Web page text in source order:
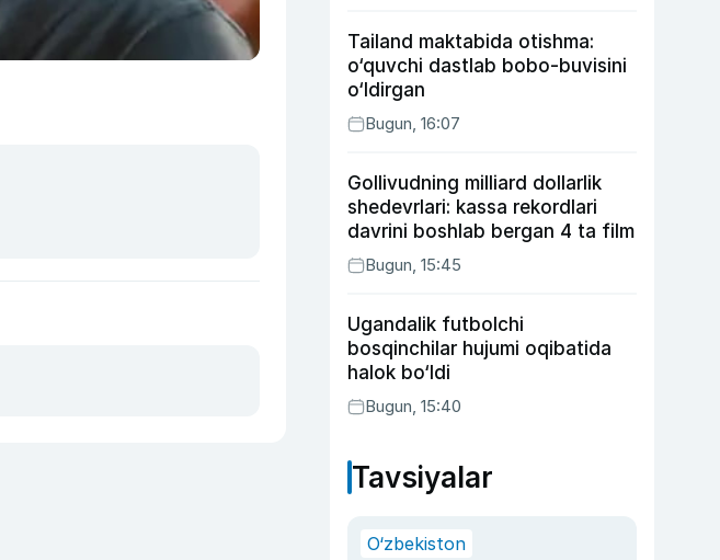
Tailand maktabida otishma:
o‘quvchi dastlab bobo-buvisini
o‘ldirgan
Bugun, 16:07
Gollivudning milliard dollarlik
shedevrlari: kassa rekordlari
davrini boshlab bergan 4 ta film
Bugun, 15:45
Ugandalik futbolchi
bosqinchilar hujumi oqibatida
halok bo‘ldi
Bugun, 15:40
Tavsiyalar
O‘zbekiston